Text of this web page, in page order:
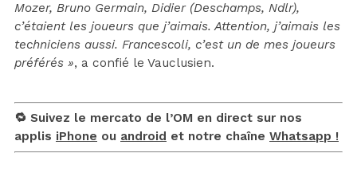
Mozer, Bruno Germain, Didier (Deschamps, Ndlr),
c’étaient les joueurs que j’aimais. Attention, j’aimais les
techniciens aussi. Francescoli, c’est un de mes joueurs
préférés », a confié le Vauclusien.
🔁 Suivez le mercato de l’OM en direct sur nos
applis iPhone ou android et notre chaîne Whatsapp !